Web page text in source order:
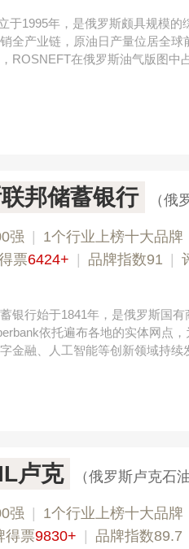
于1995年，是俄罗斯颇具规模
全产业链，原油日产量位居全
ROSNEFT在俄罗斯油气版图中
邦储蓄银行 （俄
强 1个行业上榜十大品牌
票6424+ 品牌指数91
银行始于1841年，是俄罗斯国
依托遍布各地的实体网点
金融、人工智能等创新领域持
卢克 （俄罗斯卢克石
强 1个行业上榜十大品牌
得票9830+ 品牌指数89.7